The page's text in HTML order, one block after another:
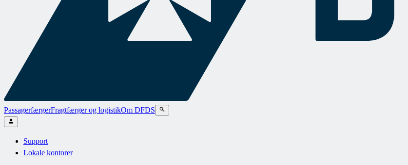
PassagerfærgerFragtfærger og logistikOm DFDS
Support
Lokale kontorer